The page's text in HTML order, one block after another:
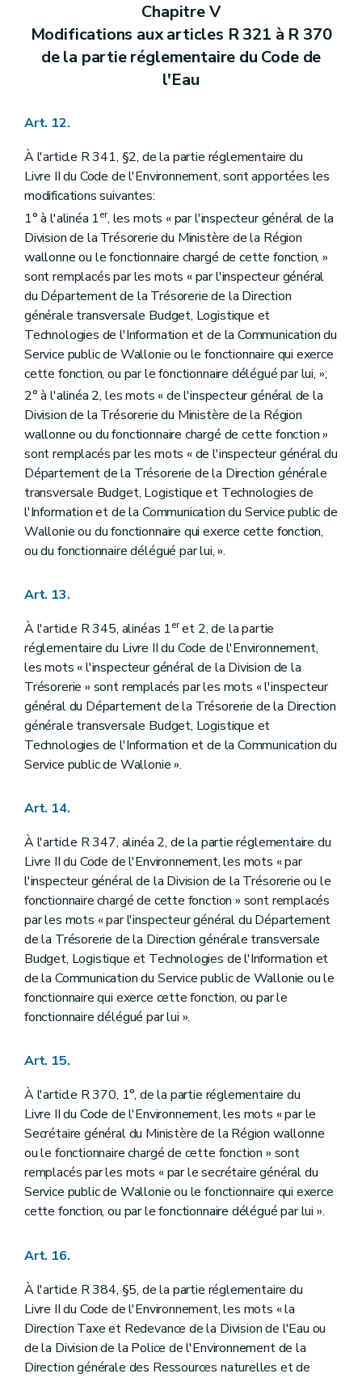
Chapitre V
Modifications aux articles R 321 à R 370
de la partie réglementaire du Code de
l'Eau
Art. 12.
À l'article R 341, §2, de la partie réglementaire du
Livre II du Code de l'Environnement, sont apportées les
modifications suivantes:
1° à l'alinéa 1er, les mots « par l'inspecteur général de la
Division de la Trésorerie du Ministère de la Région
wallonne ou le fonctionnaire chargé de cette fonction, »
sont remplacés par les mots « par l'inspecteur général
du Département de la Trésorerie de la Direction
générale transversale Budget, Logistique et
Technologies de l'Information et de la Communication du
Service public de Wallonie ou le fonctionnaire qui exerce
cette fonction, ou par le fonctionnaire délégué par lui, »;
2° à l'alinéa 2, les mots « de l'inspecteur général de la
Division de la Trésorerie du Ministère de la Région
wallonne ou du fonctionnaire chargé de cette fonction »
sont remplacés par les mots « de l'inspecteur général du
Département de la Trésorerie de la Direction générale
transversale Budget, Logistique et Technologies de
l'Information et de la Communication du Service public de
Wallonie ou du fonctionnaire qui exerce cette fonction,
ou du fonctionnaire délégué par lui, ».
Art. 13.
À l'article R 345, alinéas 1eret 2, de la partie
réglementaire du Livre II du Code de l'Environnement,
les mots « l'inspecteur général de la Division de la
Trésorerie » sont remplacés par les mots « l'inspecteur
général du Département de la Trésorerie de la Direction
générale transversale Budget, Logistique et
Technologies de l'Information et de la Communication du
Service public de Wallonie ».
Art. 14.
À l'article R 347, alinéa 2, de la partie réglementaire du
Livre II du Code de l'Environnement, les mots « par
l'inspecteur général de la Division de la Trésorerie ou le
fonctionnaire chargé de cette fonction » sont remplacés
par les mots « par l'inspecteur général du Département
de la Trésorerie de la Direction générale transversale
Budget, Logistique et Technologies de l'Information et
de la Communication du Service public de Wallonie ou le
fonctionnaire qui exerce cette fonction, ou par le
fonctionnaire délégué par lui ».
Art. 15.
À l'article R 370, 1°, de la partie réglementaire du
Livre II du Code de l'Environnement, les mots « par le
Secrétaire général du Ministère de la Région wallonne
ou le fonctionnaire chargé de cette fonction » sont
remplacés par les mots « par le secrétaire général du
Service public de Wallonie ou le fonctionnaire qui exerce
cette fonction, ou par le fonctionnaire délégué par lui ».
Art. 16.
À l'article R 384, §5, de la partie réglementaire du
Livre II du Code de l'Environnement, les mots « la
Direction Taxe et Redevance de la Division de l'Eau ou
de la Division de la Police de l'Environnement de la
Direction générale des Ressources naturelles et de